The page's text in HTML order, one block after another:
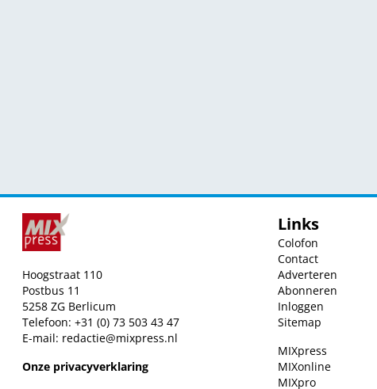
Hoogstraat 110
Postbus 11
5258 ZG Berlicum
Telefoon: +31 (0) 73 503 43 47
E-mail: redactie@mixpress.nl
Onze privacyverklaring
Links
Colofon
Contact
Adverteren
Abonneren
Inloggen
Sitemap
MIXpress
MIXonline
MIXpro